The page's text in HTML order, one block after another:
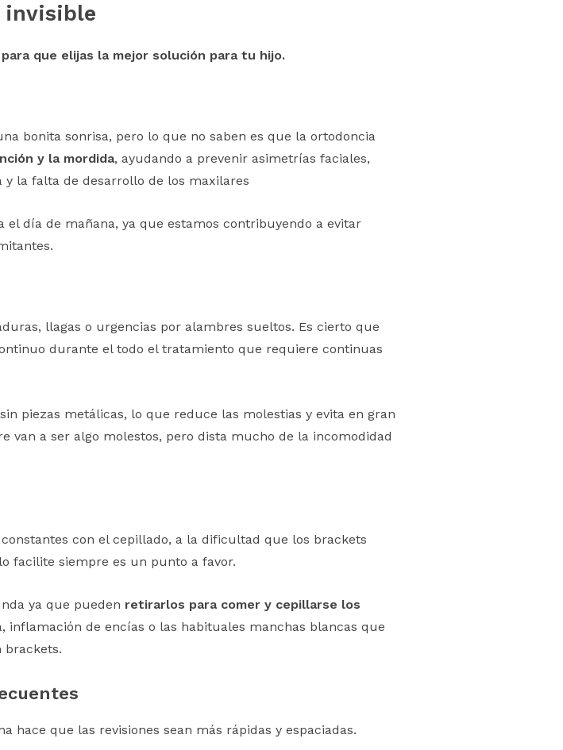
invisible
que elijas la mejor solución para tu hijo.
bonita sonrisa, pero lo que no saben es que la ortodoncia
y la mordida, ayudando a prevenir asimetrías faciales,
la falta de desarrollo de los maxilares
día de mañana, ya que estamos contribuyendo a evitar
llagas o urgencias por alambres sueltos. Es cierto que
durante el todo el tratamiento que requiere continuas
piezas metálicas, lo que reduce las molestias y evita en gran
van a ser algo molestos, pero dista mucho de la incomodidad
con el cepillado, a la dificultad que los brackets
facilite siempre es un punto a favor.
ya que pueden retirarlos para comer y cepillarse los
inflamación de encías o las habituales manchas blancas que
brackets.
hace que las revisiones sean más rápidas y espaciadas.